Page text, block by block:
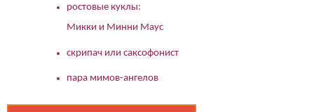
ростовые куклы:
Микки и Минни Маус
скрипач или саксофонист
пара мимов-ангелов